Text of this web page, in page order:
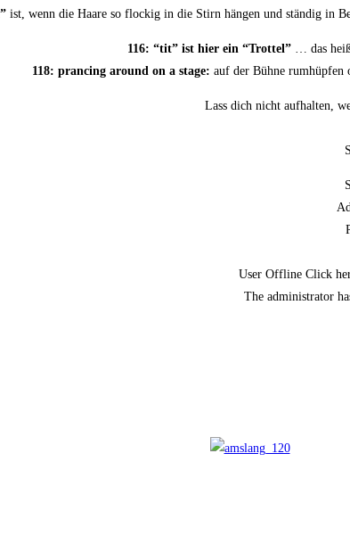
ist, wenn die Haa­re so flo­ckig in die Stirn hän­gen und stän­dig in
116: “tit” ist hier ein “Trot­tel” … das
118: pran­cing around on a stage: auf der Büh­ne
Lass dich nicht auf­hal­ten,
User Off­line Click
The admi­nis­tra­tor